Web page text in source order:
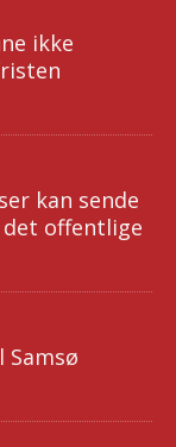
ikke
kan sende
det offentlige